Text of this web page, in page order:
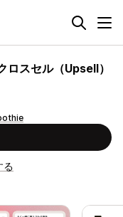
スセル（Upsell）
る